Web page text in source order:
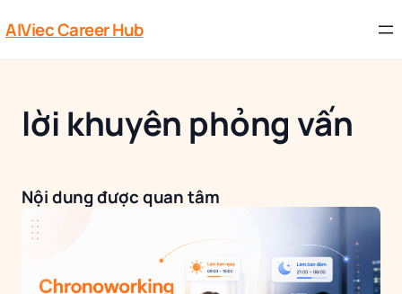
AIViec Career Hub
lời khuyên phỏng vấn
Nội dung được quan tâm